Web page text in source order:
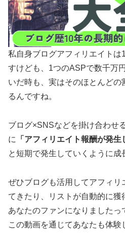
私自身ブログアフィリエイトは
すけども、1つのASPで数千万
いだ時も、実はそのほとんど
るんですね。
ブログ×SNSなどを掛け合わせ
に
「アフィリエイト報酬が発生
と短期で発生していくように成
ぜひブログも活用してアフィリ
てきたり、リストが自動的に獲
あなたのファンになりましたっ
この動画を通じてあなたも体験